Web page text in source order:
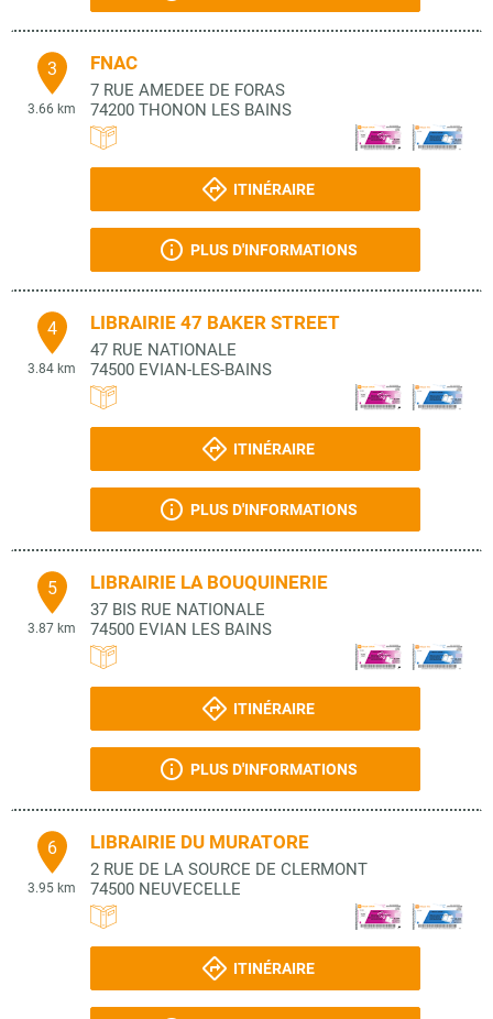
3
3.66 km
FNAC
7 RUE AMEDEE DE FORAS
74200 THONON LES BAINS
ITINÉRAIRE
PLUS D'INFORMATIONS
4
3.84 km
LIBRAIRIE 47 BAKER STREET
47 RUE NATIONALE
74500 EVIAN-LES-BAINS
ITINÉRAIRE
PLUS D'INFORMATIONS
5
3.87 km
LIBRAIRIE LA BOUQUINERIE
37 BIS RUE NATIONALE
74500 EVIAN LES BAINS
ITINÉRAIRE
PLUS D'INFORMATIONS
6
3.95 km
LIBRAIRIE DU MURATORE
2 RUE DE LA SOURCE DE CLERMONT
74500 NEUVECELLE
ITINÉRAIRE